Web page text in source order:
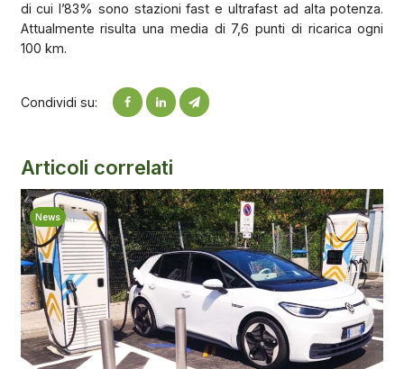
di cui l’83% sono stazioni fast e ultrafast ad alta potenza.
Attualmente risulta una media di 7,6 punti di ricarica ogni
100 km.
Condividi su:
Articoli correlati
News